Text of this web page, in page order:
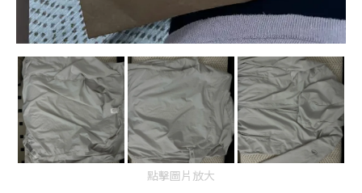
點擊圖片放大